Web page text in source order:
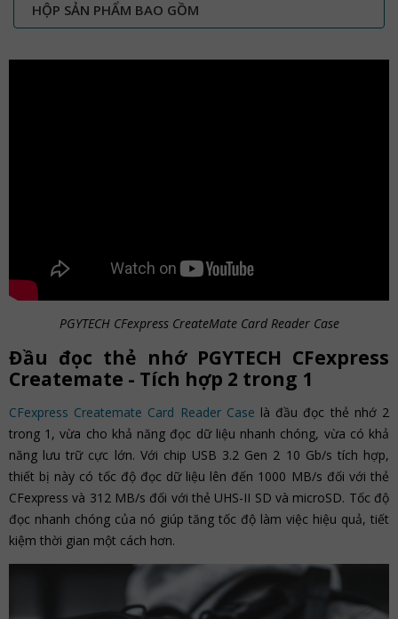
HỘP SẢN PHẨM BAO GỒM
PGYTECH CFexpress CreateMate Card Reader Case
Đầu đọc thẻ nhớ PGYTECH CFexpress
Createmate - Tích hợp 2 trong 1
CFexpress Createmate Card Reader Case là đầu đọc thẻ nhớ 2
trong 1, vừa cho khả năng đọc dữ liệu nhanh chóng, vừa có khả
năng lưu trữ cực lớn. Với chip USB 3.2 Gen 2 10 Gb/s tích hợp,
thiết bị này có tốc độ đọc dữ liệu lên đến 1000 MB/s đối với thẻ
CFexpress và 312 MB/s đối với thẻ UHS-II SD và microSD. Tốc độ
đọc nhanh chóng của nó giúp tăng tốc độ làm việc hiệu quả, tiết
kiệm thời gian một cách hơn.